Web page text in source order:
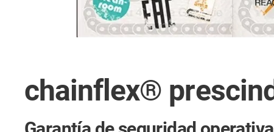
chainflex®